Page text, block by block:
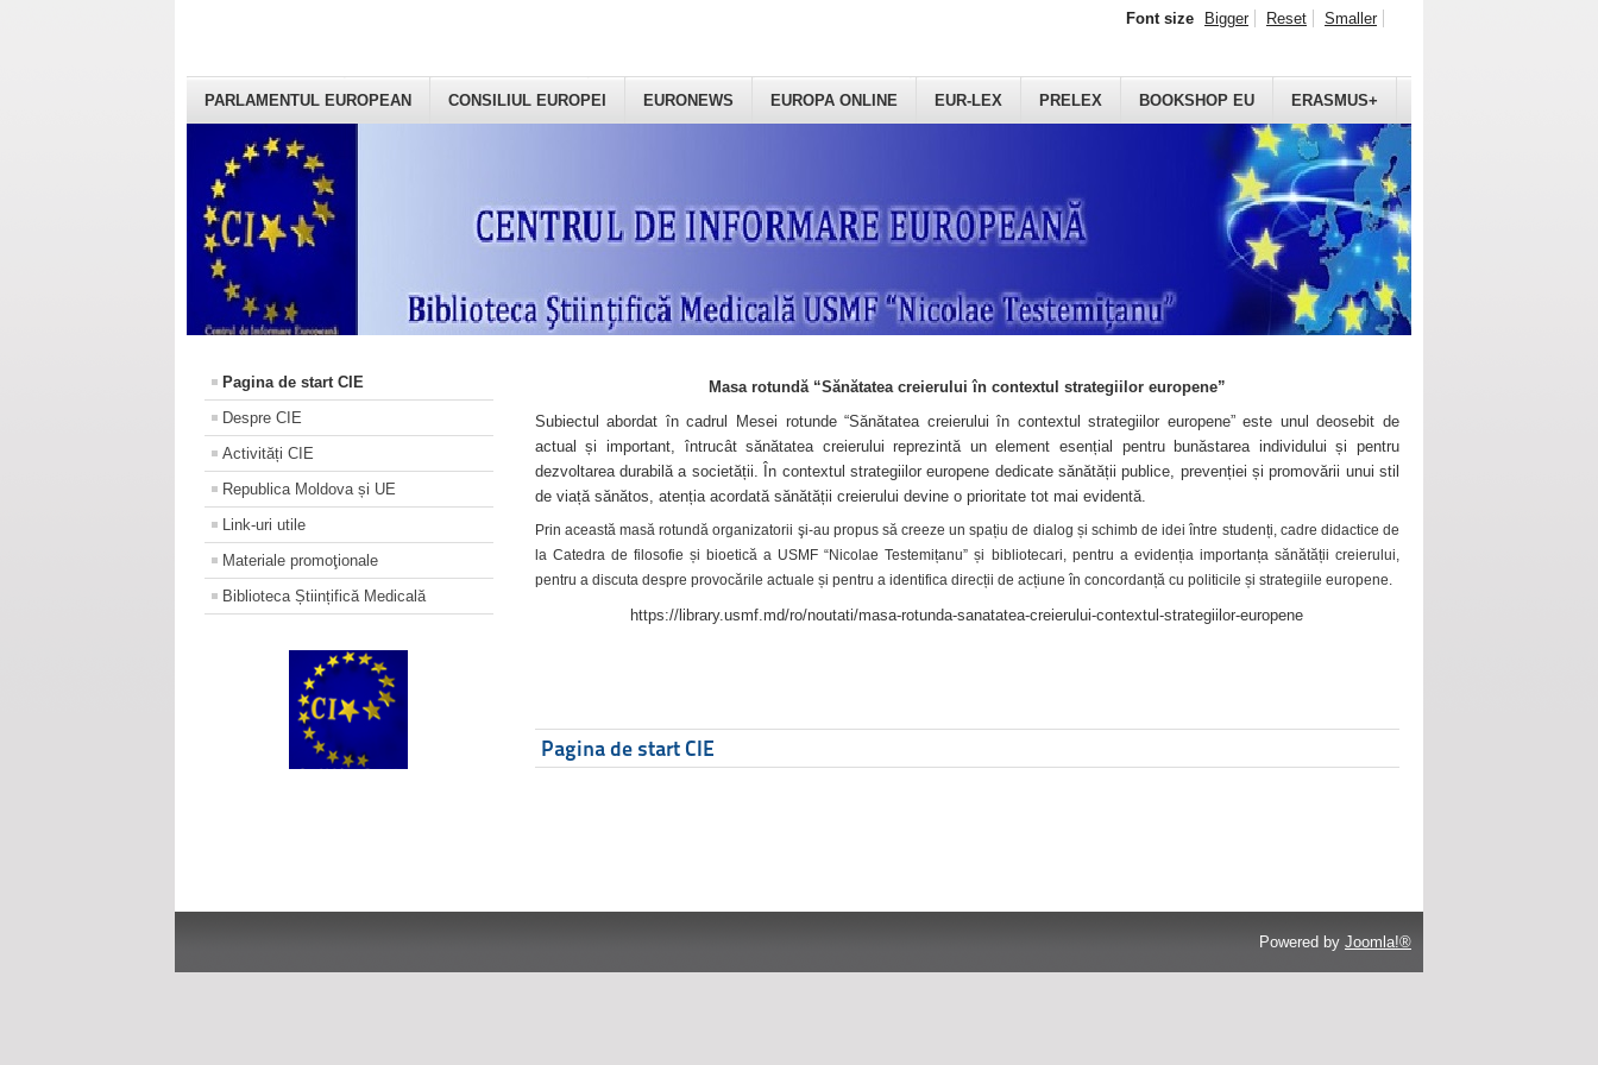
PARLAMENTUL EUROPEAN CONSILIUL EUROPEI EURONEWS EUROPA ONLINE EUR-LEX PRELEX BOOKSHOP EU ERASMUS+
Font size Bigger Reset Smaller
Pagina de start CIE
Despre CIE
Activități CIE
Republica Moldova și UE
Link-uri utile
Materiale promoţionale
Biblioteca Științifică Medicală
Masa rotundă “Sănătatea creierului în contextul strategiilor europene”
Subiectul abordat în cadrul Mesei rotunde “Sănătatea creierului în contextul strategiilor europene” este unul deosebit de
actual și important, întrucât sănătatea creierului reprezintă un element esențial pentru bunăstarea individului și pentru
dezvoltarea durabilă a societății. În contextul strategiilor europene dedicate sănătății publice, prevenției și promovării unui stil
de viață sănătos, atenția acordată sănătății creierului devine o prioritate tot mai evidentă.
Prin această masă rotundă organizatorii şi-au propus să creeze un spațiu de dialog și schimb de idei între studenți, cadre didactice de
la Catedra de filosofie și bioetică a USMF “Nicolae Testemițanu” și bibliotecari, pentru a evidenția importanța sănătății creierului,
pentru a discuta despre provocările actuale și pentru a identifica direcții de acțiune în concordanță cu politicile și strategiile europene.
https://library.usmf.md/ro/noutati/masa-rotunda-sanatatea-creierului-contextul-strategiilor-europene
Pagina de start CIE
Powered by Joomla!®